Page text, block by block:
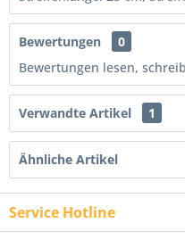
Bewertungen
0
Bewertungen lesen,
Verwandte Artikel 1
Ähnliche Artikel
Service Hotline